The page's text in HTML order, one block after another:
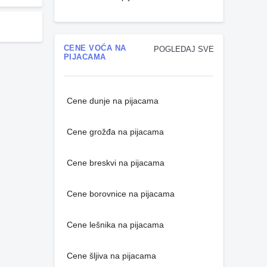
POGLEDAJ SVE
CENE VOĆA NA
PIJACAMA
Cene dunje na pijacama
Cene grožđa na pijacama
Cene breskvi na pijacama
Cene borovnice na pijacama
Cene lešnika na pijacama
Cene šljiva na pijacama